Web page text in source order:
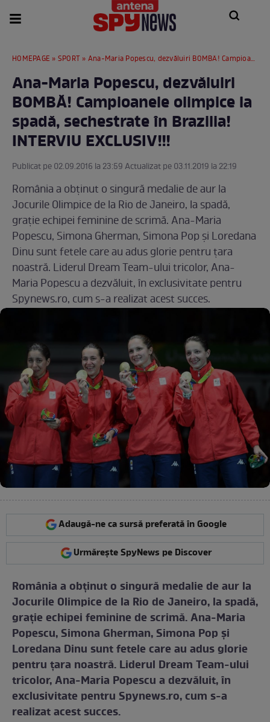
HOMEPAGE » SPORT » Ana-Maria Popescu, dezvăluiri BOMBĂ! Campioanele olimpice la spadă, sechestrate în Brazilia! INTERVIU EXCLUSIV!!!
Ana-Maria Popescu, dezvăluiri
BOMBĂ! Campioanele olimpice la
spadă, sechestrate în Brazilia!
INTERVIU EXCLUSIV!!!
Publicat pe 02.09.2016 la 23:59 Actualizat pe 03.11.2019 la 22:19
România a obţinut o singură medalie de aur la
Jocurile Olimpice de la Rio de Janeiro, la spadă,
graţie echipei feminine de scrimă. Ana-Maria
Popescu, Simona Gherman, Simona Pop şi Loredana
Dinu sunt fetele care au adus glorie pentru ţara
noastră. Liderul Dream Team-ului tricolor, Ana-
Maria Popescu a dezvăluit, în exclusivitate pentru
Spynews.ro, cum s-a realizat acest succes.
Adaugă-ne ca sursă preferată în Google
Urmărește SpyNews pe Discover
România a obţinut o singură medalie de aur la
Jocurile Olimpice de la Rio de Janeiro, la spadă,
graţie echipei feminine de scrimă. Ana-Maria
Popescu, Simona Gherman, Simona Pop şi
Loredana Dinu sunt fetele care au adus glorie
pentru ţara noastră. Liderul Dream Team-ului
tricolor, Ana-Maria Popescu a dezvăluit, în
exclusivitate pentru Spynews.ro, cum s-a
realizat acest succes.